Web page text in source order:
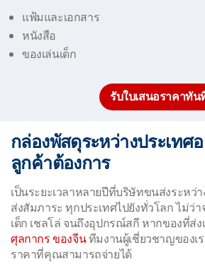
แฟ้มและเอกสาร
หนังสือ
ของเล่นเด็ก
รับใบเสนอราคาทัน
กล่องพัสดุระหว่างประเท
ลูกค้าต้องการ
เป็นระยะเวลาหลายปีที่บริษัทขนส่งระหว่า
ส่งสัมภาระ ทุกประเทศไปยังทั่วโลก ไม่ว่
เด็ก เชลโล่ จนถึงอุปกรณ์สกี หากของที่ส่
ศุลกากร ของจีนทีมงานผู้เชี่ยวชาญของเ
ราคาที่คุณสามารถจ่ายได้